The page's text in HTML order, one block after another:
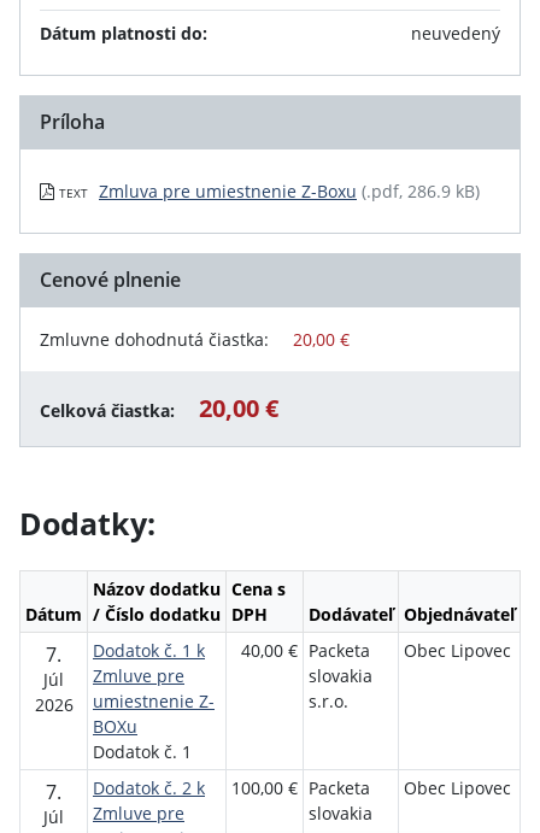
Dátum platnosti do:
neuvedený
Príloha
TEXT Zmluva pre umiestnenie Z-Boxu (.pdf, 286.9 kB)
Cenové plnenie
Zmluvne dohodnutá čiastka: 20,00 €
Celková čiastka: 20,00 €
Dodatky:
Dátum
Názov dodatku
/ Číslo dodatku
Cena s
DPH
Dodávateľ Objednávateľ
7.
Júl
2026
Dodatok č. 1 k
Zmluve pre
umiestnenie Z-
BOXu
Dodatok č. 1
40,00 € Packeta
slovakia
s.r.o.
Obec Lipovec
7.
Júl
Dodatok č. 2 k
Zmluve pre
100,00 € Packeta
slovakia
Obec Lipovec